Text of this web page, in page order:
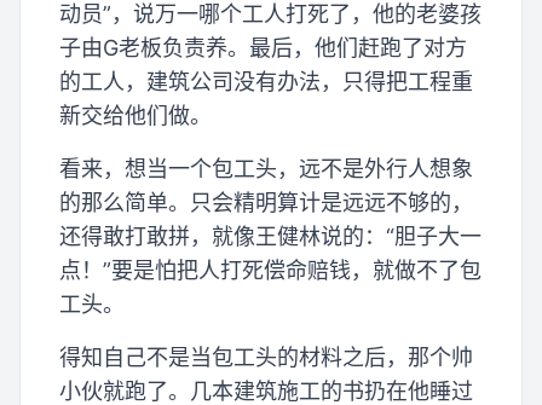
动员”，说万一哪个工人打死了，他的老婆孩
子由G老板负责养。最后，他们赶跑了对方
的工人，建筑公司没有办法，只得把工程重
新交给他们做。
看来，想当一个包工头，远不是外行人想象
的那么简单。只会精明算计是远远不够的，
还得敢打敢拼，就像王健林说的：“胆子大一
点！”要是怕把人打死偿命赔钱，就做不了包
工头。
得知自己不是当包工头的材料之后，那个帅
小伙就跑了。几本建筑施工的书扔在他睡过